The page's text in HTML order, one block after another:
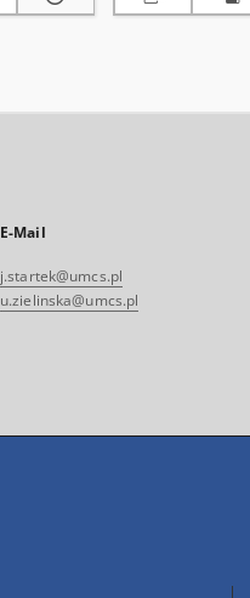
E-Mail
j.startek@umcs.pl
u.zielinska@umcs.pl